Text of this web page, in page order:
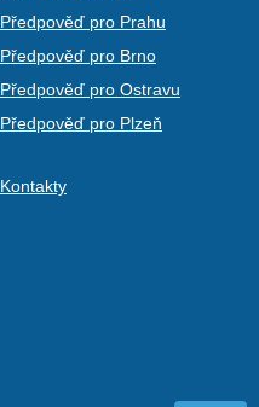
Předpověď pro Prahu
Předpověď pro Brno
Předpověď pro Ostravu
Předpověď pro Plzeň
Kontakty